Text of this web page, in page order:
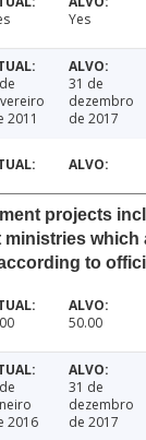
Yes
2011
31 de
dezembro
de 2017
projects
which
to
50.00
2016
31 de
dezembro
de 2017